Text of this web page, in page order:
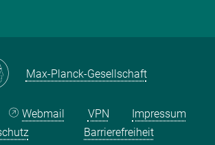
Max-Planck-Gesellschaft
Webmail VPN
Impressum
Barrierefreiheit